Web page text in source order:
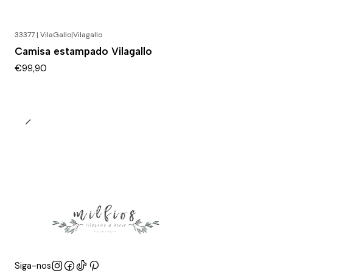
33377 | VilaGallo|Vilagallo
Camisa estampado Vilagallo
€99,90
Siga-nos